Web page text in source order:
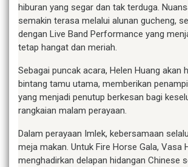
hiburan yang segar dan tak terduga.
semakin terasa melalui alunan gucheng,
dengan Live Band Performance yang
tetap hangat dan meriah.
Sebagai puncak acara, Helen Huang akan
bintang tamu utama, memberikan
yang menjadi penutup berkesan bagi
rangkaian malam perayaan.
Dalam perayaan Imlek, kebersamaan
meja makan. Untuk Fire Horse Gala, Vasa
menghadirkan delapan hidangan Chinese